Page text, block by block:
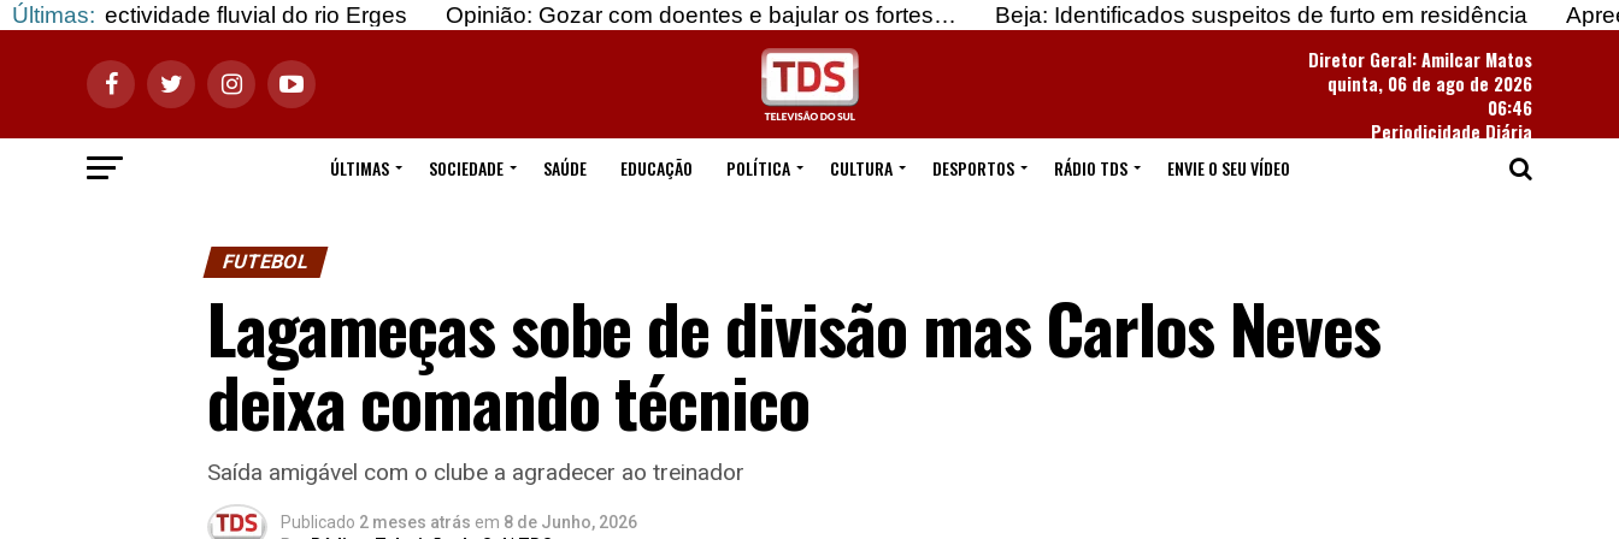
Últimas:fluvial do rio Erges Opinião: Gozar com doentes e bajular os fortes… Beja: Identificados suspeitos de furto em residência
Apreendidas mais
Diretor Geral: Amilcar Matos
quinta, 06 de ago de 2026
06:46
Periodicidade Diária
ÚLTIMAS
SOCIEDADE SAÚDE EDUCAÇÃO POLÍTICA CULTURA DESPORTOS RÁDIO TDS ENVIE O SEU VÍDEO
FUTEBOL
Lagameças sobe de divisão mas Carlos Neves
deixa comando técnico
Saída amigável com o clube a agradecer ao treinador
Publicado 2 meses atrás em 8 de Junho, 2026